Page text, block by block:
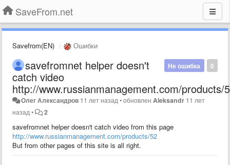
SaveFrom.net
Savefrom(EN) Ошибки
0
Не ошибка
savefromnet helper doesn't
catch video
http://www.russianmanagement.com/products/
Олег Александров 11 лет назад •обновлен Aleksandr 11 лет
назад • 2
savefromnet helper doesn't catch video from this page
http://www.russianmanagement.com/products/52
But from other pages of this site is all right.